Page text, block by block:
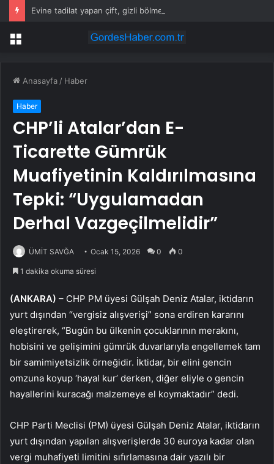
Menü
Anasayfa / Haber
Haber
CHP’li Atalar’dan E-
Ticarette Gümrük
Muafiyetinin Kaldırılmasına
Tepki: “Uygulamadan
Derhal Vazgeçilmelidir”
ÜMİT SAVĞA Ocak 15, 2026 0 0
1 dakika okuma süresi
(ANKARA) – CHP PM üyesi Gülşah Deniz Atalar, iktidarın
yurt dışından “vergisiz alışverişi” sona erdiren kararını
eleştirerek, “Bugün bu ülkenin çocuklarının merakını,
hobisini ve gelişimini gümrük duvarlarıyla engellemek tam
bir samimiyetsizlik örneğidir. İktidar, bir elini gencin
omzuna koyup ‘hayal kur’ derken, diğer eliyle o gencin
hayallerini kuracağı malzemeye el koymaktadır” dedi.
CHP Parti Meclisi (PM) üyesi Gülşah Deniz Atalar, iktidarın
yurt dışından yapılan alışverişlerde 30 euroya kadar olan
vergi muhafiyeti limitini sıfırlamasına dair yazılı bir